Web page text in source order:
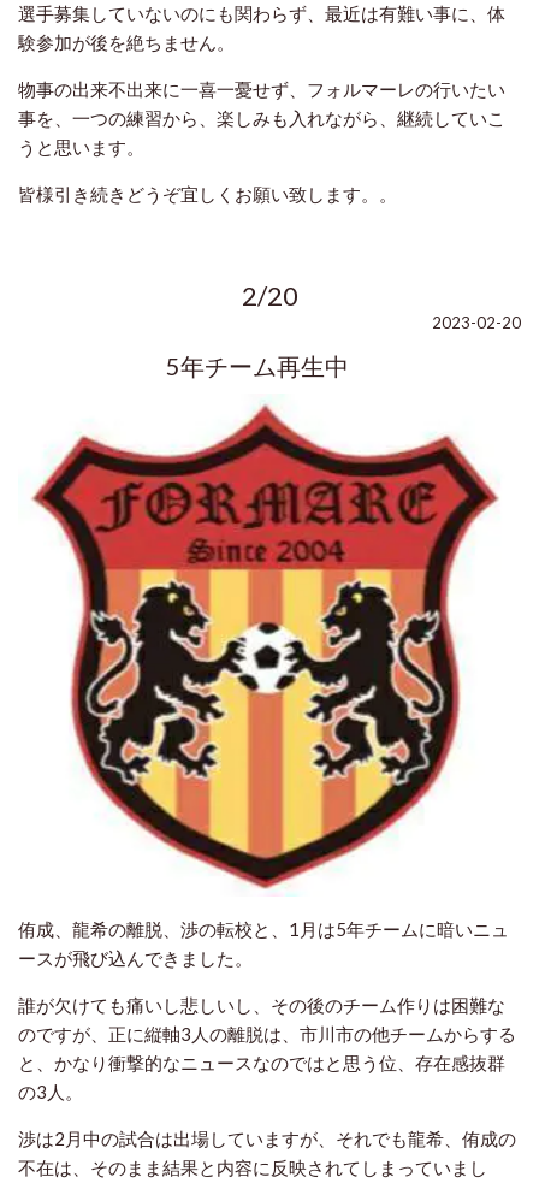
選手募集していないのにも関わらず、最近は有難い事に、体
験参加が後を絶ちません。
物事の出来不出来に一喜一憂せず、フォルマーレの行いたい
事を、一つの練習から、楽しみも入れながら、継続していこ
うと思います。
皆様引き続きどうぞ宜しくお願い致します。。
2/20
2023-02-20
5年チーム再生中
侑成、龍希の離脱、渉の転校と、1月は5年チームに暗いニュ
ースが飛び込んできました。
誰が欠けても痛いし悲しいし、その後のチーム作りは困難な
のですが、正に縦軸3人の離脱は、市川市の他チームからする
と、かなり衝撃的なニュースなのではと思う位、存在感抜群
の3人。
渉は2月中の試合は出場していますが、それでも龍希、侑成の
不在は、そのまま結果と内容に反映されてしまっていまし